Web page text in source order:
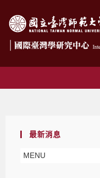
最新消息
MENU